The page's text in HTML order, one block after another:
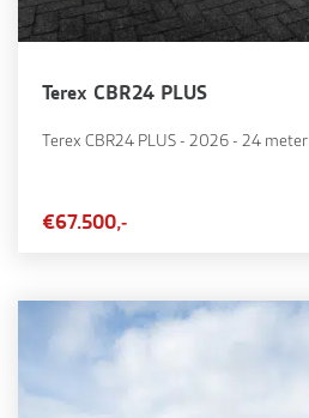
Terex CBR24 PLUS
Terex CBR24 PLUS - 2026 - 24 meter
€67.500,-